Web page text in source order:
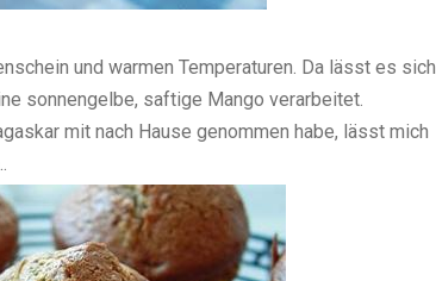
und warmen Temperaturen. Da lässt es sich
sonnengelbe, saftige Mango verarbeitet.
mit nach Hause genommen habe, lässt mich